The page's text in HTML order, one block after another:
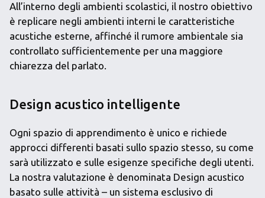
All’interno degli ambienti scolastici, il nostro obiettivo
è replicare negli ambienti interni le caratteristiche
acustiche esterne, affinché il rumore ambientale sia
controllato sufficientemente per una maggiore
chiarezza del parlato.
Design acustico intelligente
Ogni spazio di apprendimento è unico e richiede
approcci differenti basati sullo spazio stesso, su come
sarà utilizzato e sulle esigenze specifiche degli utenti.
La nostra valutazione è denominata Design acustico
basato sulle attività – un sistema esclusivo di